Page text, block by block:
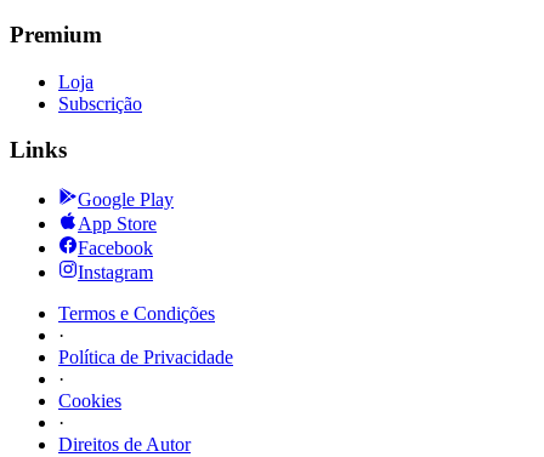
Premium
Loja
Subscrição
Links
Google Play
App Store
Facebook
Instagram
Termos e Condições
·
Política de Privacidade
·
Cookies
·
Direitos de Autor